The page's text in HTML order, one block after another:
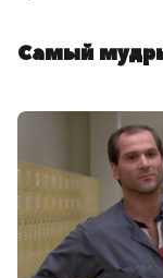
Самый